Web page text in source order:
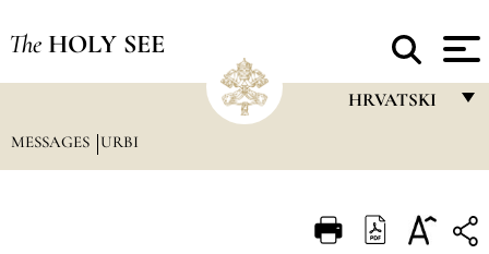
The HOLY SEE
HRVATSKI
ITALIANO
MESSAGES URBI